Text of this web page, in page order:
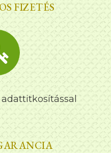
FIZETÉS